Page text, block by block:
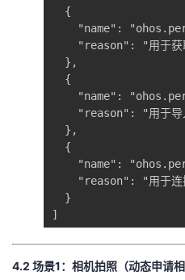
  {
"name":
"reason": "用于获
  },
  {
"name":
"reason": "用于导
  },
  {
"name":
"reason": "用于连
  }
]
​4.2 场景1：相机拍照（动态申请相